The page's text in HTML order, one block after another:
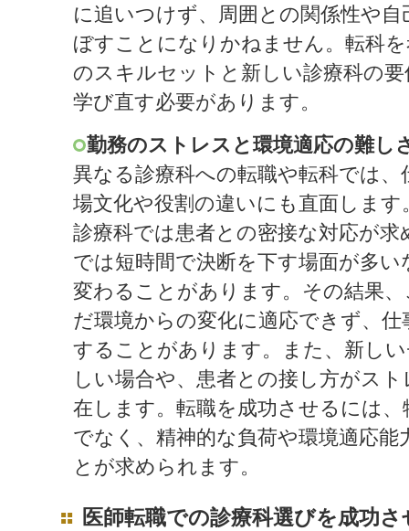
に追いつけず、周囲との関係性や
ぼすことになりかねません。転科
のスキルセットと新しい診療科の
学び直す必要があります。
勤務のストレスと環境適応の難し
異なる診療科への転職や転科では
場文化や役割の違いにも直面します
診療科では患者との密接な対応が
では短時間で決断を下す場面が多
変わることがあります。その結果
だ環境からの変化に適応できず、
することがあります。また、新し
しい場合や、患者との接し方がス
在します。転職を成功させるには
でなく、精神的な負荷や環境適応
とが求められます。
医師転職での診療科選びを成功